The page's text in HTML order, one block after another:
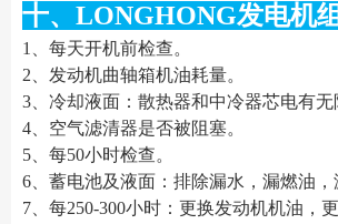
十、LONGHONG发电机
1、每天开机前检查。
2、发动机曲轴箱机油耗量。
3、冷却液面：散热器和中冷器芯电有无
4、空气滤清器是否被阻塞。
5、每50小时检查。
6、蓄电池及液面：排除漏水，漏燃油，
7、每250-300小时：更换发动机机油，